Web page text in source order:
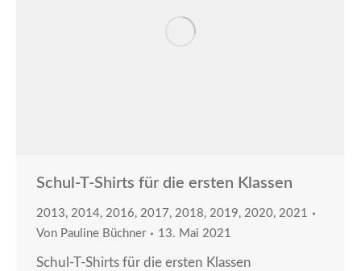
Schul-T-Shirts für die ersten Klassen
2013, 2014, 2016, 2017, 2018, 2019, 2020, 2021
Von Pauline Büchner 13. Mai 2021
Schul-T-Shirts für die ersten Klassen